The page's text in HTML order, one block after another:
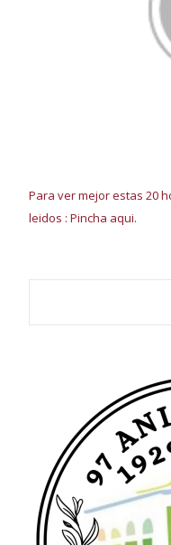
Para ver mejor estas 20
leidos : Pincha aqui.